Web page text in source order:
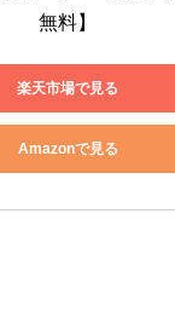
無料】
楽天市場で見る
Amazonで見る